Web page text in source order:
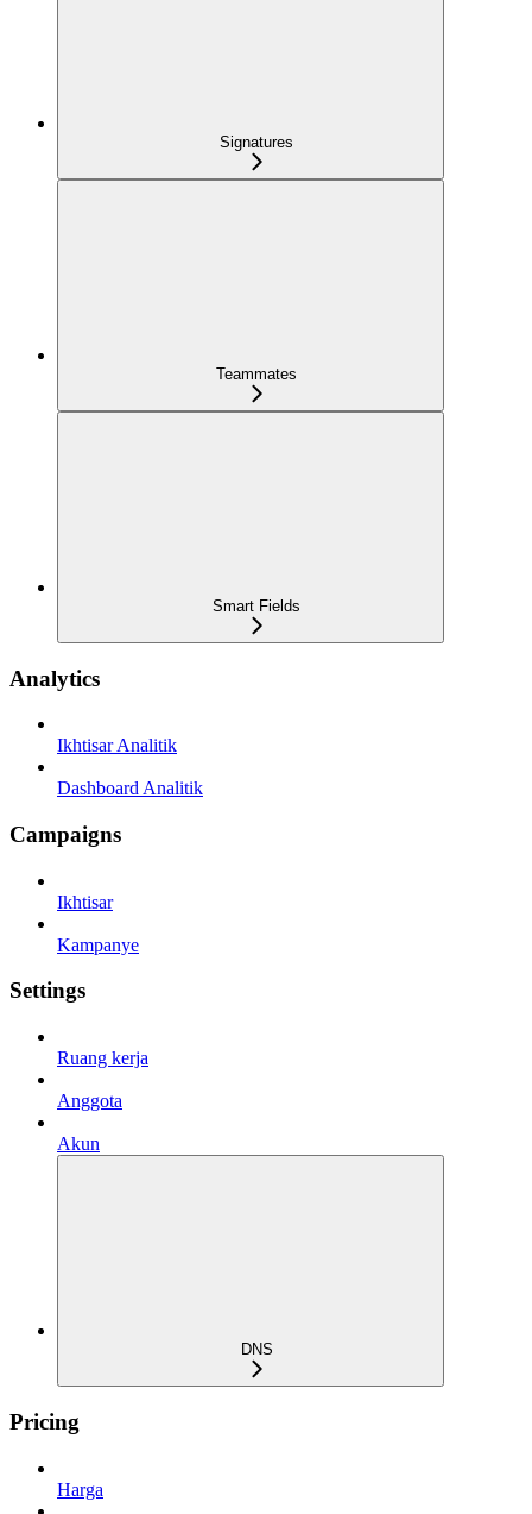
Signatures
Teammates
Smart Fields
Analytics
Ikhtisar Analitik
Dashboard Analitik
Campaigns
Ikhtisar
Kampanye
Settings
Ruang kerja
Anggota
Akun
DNS
Pricing
Harga